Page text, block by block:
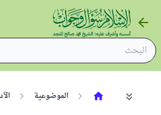
الموضوعية